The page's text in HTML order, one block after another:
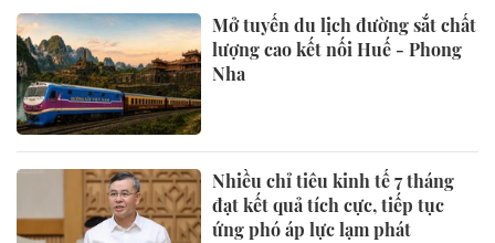
Mở tuyến du lịch đường sắt chất
lượng cao kết nối Huế - Phong
Nha
Nhiều chỉ tiêu kinh tế 7 tháng
đạt kết quả tích cực, tiếp tục
ứng phó áp lực lạm phát